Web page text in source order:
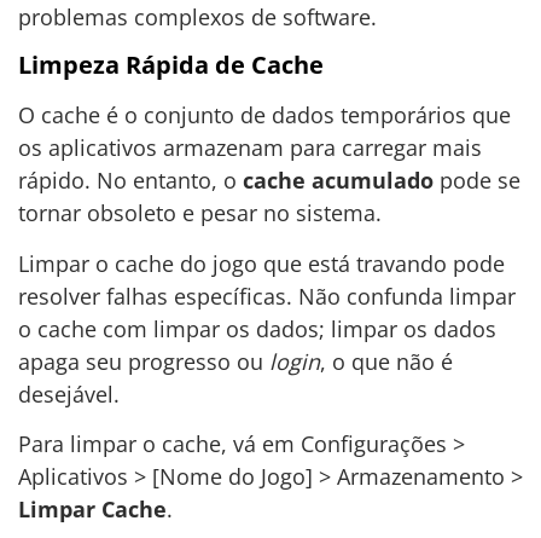
problemas complexos de software.
Limpeza Rápida de Cache
O cache é o conjunto de dados temporários que
os aplicativos armazenam para carregar mais
rápido. No entanto, o cache acumulado pode se
tornar obsoleto e pesar no sistema.
Limpar o cache do jogo que está travando pode
resolver falhas específicas. Não confunda limpar
o cache com limpar os dados; limpar os dados
apaga seu progresso ou login, o que não é
desejável.
Para limpar o cache, vá em Configurações >
Aplicativos > [Nome do Jogo] > Armazenamento >
Limpar Cache.